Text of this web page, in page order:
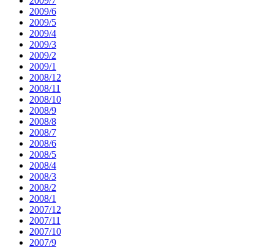
2009/6
2009/5
2009/4
2009/3
2009/2
2009/1
2008/12
2008/11
2008/10
2008/9
2008/8
2008/7
2008/6
2008/5
2008/4
2008/3
2008/2
2008/1
2007/12
2007/11
2007/10
2007/9